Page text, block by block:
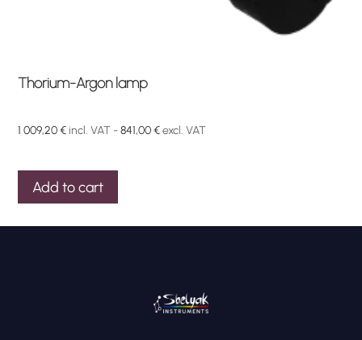
Thorium-Argon lamp
1 009,20€ incl. VAT -841,00€excl. VAT
Add to cart